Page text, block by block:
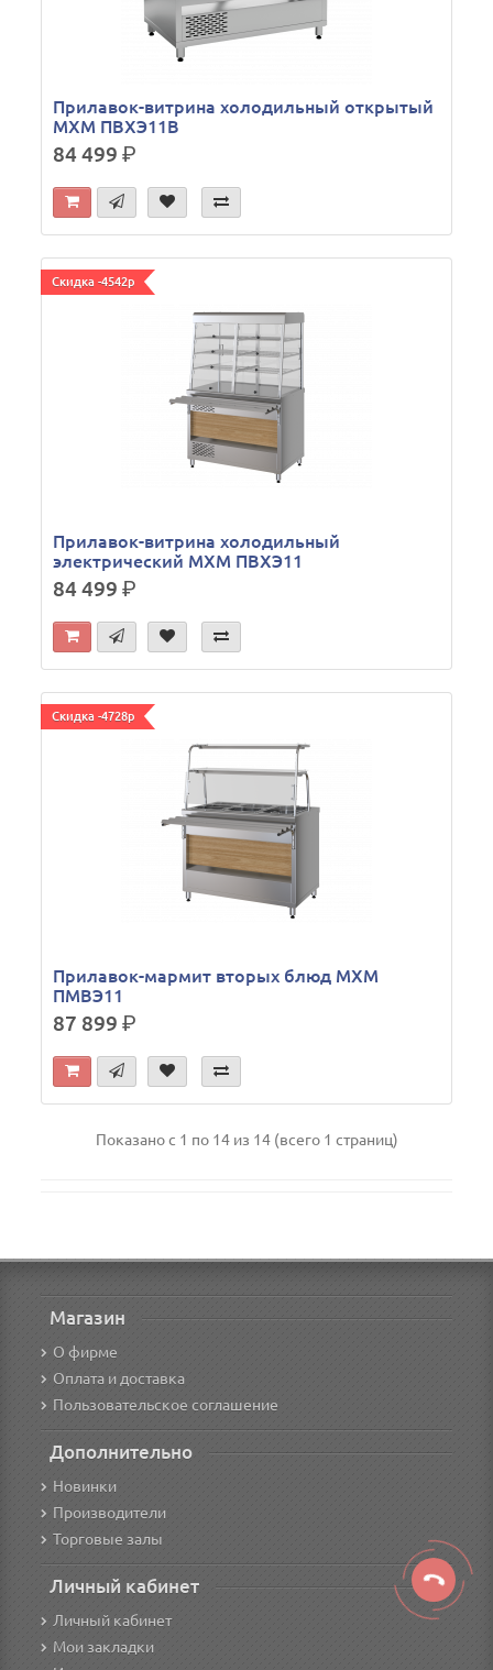
Прилавок-витрина холодильный открытый
МХМ ПВХЭ11В
84 499р.
Скидка -4542р
Прилавок-витрина холодильный
электрический МХМ ПВХЭ11
84 499р.
Скидка -4728р
Прилавок-мармит вторых блюд МХМ
ПМВЭ11
87 899р.
Показано с 1 по 14 из 14 (всего 1 страниц)
Магазин
О фирме
Оплата и доставка
Пользовательское соглашение
Дополнительно
Новинки
Производители
Торговые залы
Личный кабинет
Личный кабинет
Мои закладки